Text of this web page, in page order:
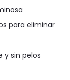
para eliminar
y sin pelos